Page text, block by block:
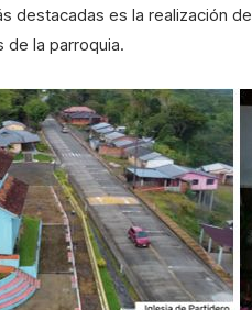
destacadas es la realización
la parroquia.